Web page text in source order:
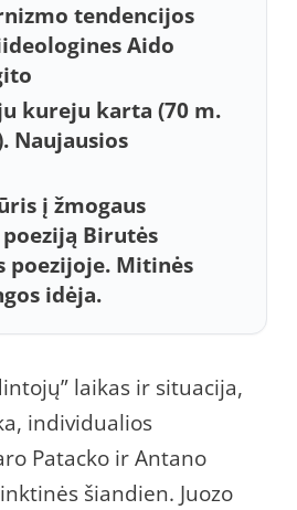
tendencijos
Aido
kureju karta (70 m.
Naujausios
į žmogaus
Birutės
poezijoje. Mitinės
idėja.
laikas ir situacija,
individualios
Patacko ir Antano
šiandien. Juozo